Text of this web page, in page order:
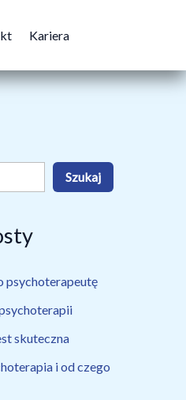
Kariera
Szukaj
psychoterapeutę
skuteczna
i od czego